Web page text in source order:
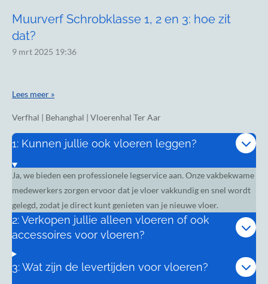
Muurverf Schrobklasse 1, 2 en 3: hoe zit
dat?
9 mrt 2025 19:36
Lees meer »
Verfhal | Behanghal | Vloerenhal Ter Aar
1: Kunnen jullie ook vloeren leggen?
Ja, we bieden een professionele legservice aan. Onze vakbekwame
medewerkers zorgen ervoor dat je vloer vakkundig en snel wordt
gelegd, zodat je direct kunt genieten van je nieuwe vloer.
2: Verkopen jullie alleen vloeren of ook
accessoires voor vloeren?
3: Wat zijn de levertijden voor vloeren?